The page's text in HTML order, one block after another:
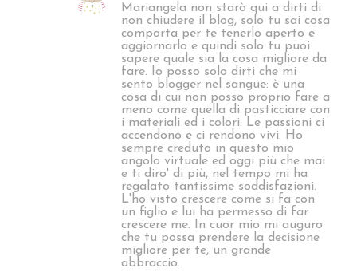
Mariangela non starò qui a dirti di
non chiudere il blog, solo tu sai cosa
comporta per te tenerlo aperto e
aggiornarlo e quindi solo tu puoi
sapere quale sia la cosa migliore da
fare. Io posso solo dirti che mi
sento blogger nel sangue: è una
cosa di cui non posso proprio fare a
meno come quella di pasticciare con
i materiali ed i colori. Le passioni ci
accendono e ci rendono vivi. Ho
sempre creduto in questo mio
angolo virtuale ed oggi più che mai
e ti diro' di più, nel tempo mi ha
regalato tantissime soddisfazioni.
L'ho visto crescere come si fa con
un figlio e lui ha permesso di far
crescere me. In cuor mio mi auguro
che tu possa prendere la decisione
migliore per te, un grande
abbraccio.